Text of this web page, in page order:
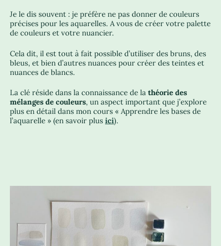
Je le dis souvent : je préfère ne pas donner de couleurs
précises pour les aquarelles. A vous de créer votre palette
de couleurs et votre nuancier.
Cela dit, il est tout à fait possible d’utiliser des bruns, des
bleus, et bien d’autres nuances pour créer des teintes et
nuances de blancs.
La clé réside dans la connaissance de la théorie des
mélanges de couleurs, un aspect important que j’explore
plus en détail dans mon cours « Apprendre les bases de
l’aquarelle » (en savoir plus ici).